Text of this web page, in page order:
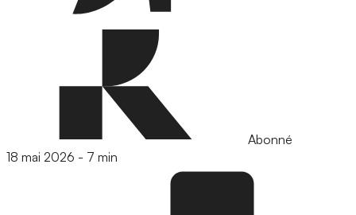
Abonné
18 mai 2026 - 7 min